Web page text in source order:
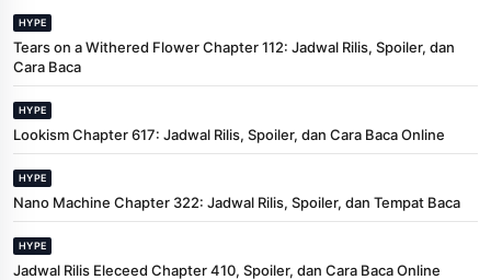
HYPE
Tears on a Withered Flower Chapter 112: Jadwal Rilis, Spoiler, dan
Cara Baca
HYPE
Lookism Chapter 617: Jadwal Rilis, Spoiler, dan Cara Baca Online
HYPE
Nano Machine Chapter 322: Jadwal Rilis, Spoiler, dan Tempat Baca
HYPE
Jadwal Rilis Eleceed Chapter 410, Spoiler, dan Cara Baca Online